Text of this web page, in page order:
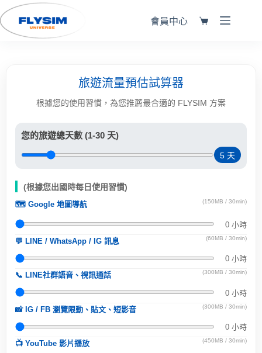
會員中心
旅遊流量預估試算器
根據您的使用習慣，為您推薦最合適的 FLYSIM 方案
您的旅遊總天數 (1-30 天)
5 天
(根據您出國時每日使用習慣)
🗺️ Google 地圖導航 (150MB / 30min)
0 小時
💬 LINE / WhatsApp / IG 訊息
(60MB / 30min)
0 小時
📞 LINE社群語音、視訊通話
(300MB / 30min)
0 小時
📸 IG / FB 瀏覽限動、貼文、短影音
(300MB / 30min)
0 小時
📺 YouTube 影片播放
(450MB / 30min)